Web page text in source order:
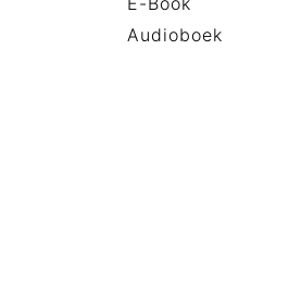
Audioboek